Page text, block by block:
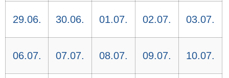
29.06. 30.06. 01.07. 02.07. 03.07.
06.07. 07.07. 08.07. 09.07. 10.07.